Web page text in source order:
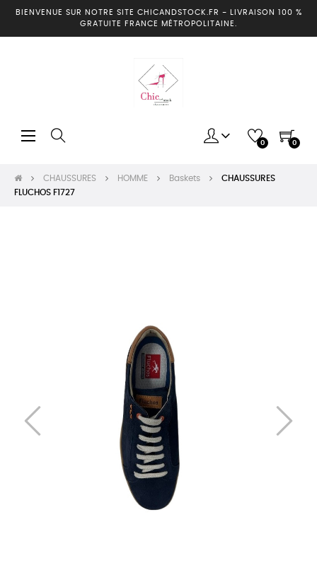
BIENVENUE SUR NOTRE SITE CHICANDSTOCK.FR -
LIVRAISON 100 %
GRATUITE FRANCE MÉTROPOLITAINE.
Basculer
☰ 0 0
CHAUSSURES HOMME Baskets
CHAUSSURES
FLUCHOS F1727